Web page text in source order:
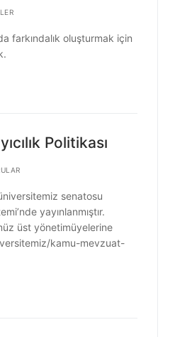
farkındalık oluşturmak için
Politikası
senatosu
yayınlanmıştır.
üst yönetimüyelerine
kamu-mevzuat-